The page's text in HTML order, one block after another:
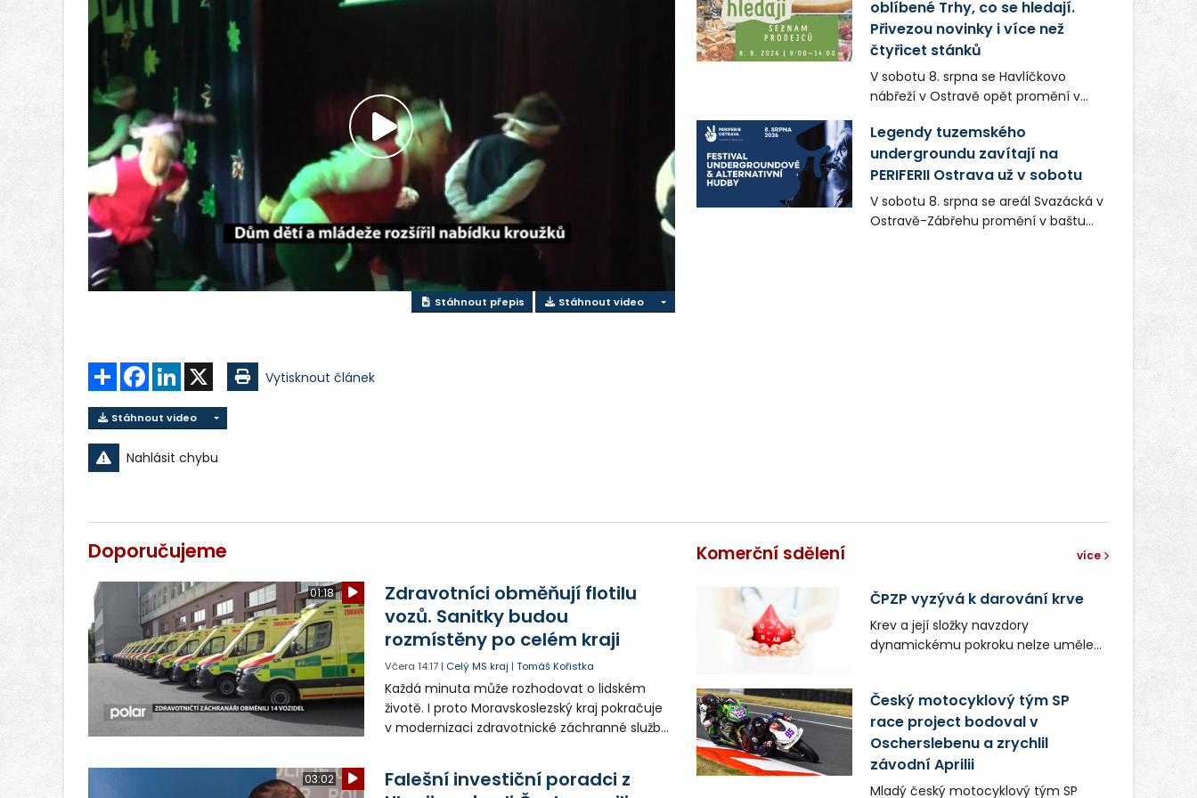
Přehrát
video
Stáhnout přepis Stáhnout video
Sdílet FacebookLinkedIn Vytisknout článek
Stáhnout video
Nahlásit chybu
oblíbené Trhy, co se hledají.
Přivezou novinky i více než
čtyřicet stánků
V sobotu 8. srpna se Havlíčkovo
nábřeží v Ostravě opět promění v
lokálních výrobků. Trhy, co se hledají
tentokrát nabídnou více než čtyřicet
pečlivě vybraných stánků s kvalitní
gastronomií, farmářskými produkty,
designem i řemeslnou tvorbou.
Návštěvníci se mohou těšit nejen na
Legendy tuzemského
undergroundu zavítají na
PERIFERII Ostrava už v sobotu
V sobotu 8. srpna se areál Svazácká v
Ostravě-Zábřehu promění v baštu
Doporučujeme
01:18
Zdravotníci obměňují flotilu
vozů. Sanitky budou
rozmístěny po celém kraji
Včera 14:17 | Celý MS kraj |Tomáš Kořistka
Každá minuta může rozhodovat o lidském
životě. I proto Moravskoslezský kraj pokračuje
v modernizaci zdravotnické záchranné služby
03:02
Falešní investiční poradci z
Komerční sdělení více
ČPZP vyzývá k darování krve
Krev a její složky navzdory
dynamickému pokroku nelze uměle
nenahraditelnou tělní tekutinu
neobejde. Naléhavá potřeba doplnit
krevní zásoby nastává vždy v létě,
kdy stoupá počet úrazů. Česká
průmyslová zdravotní pojišťovna
Český motocyklový tým SP
race project bodoval v
Oscherslebenu a zrychlil
závodní Aprilii
Mladý český motocyklový tým SP